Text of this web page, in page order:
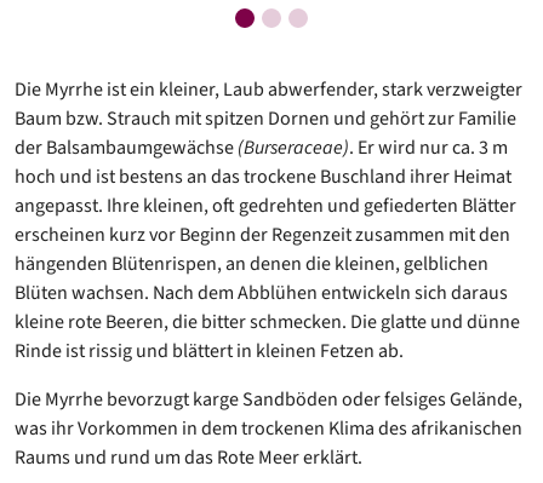
Die Myrrhe ist ein kleiner, Laub abwerfender, stark verzweigter
Baum bzw. Strauch mit spitzen Dornen und gehört zur Familie
der Balsambaumgewächse(Burseraceae). Er wird nur ca. 3 m
hoch und ist bestens an das trockene Buschland ihrer Heimat
angepasst. Ihre kleinen, oft gedrehten und gefiederten Blätter
erscheinen kurz vor Beginn der Regenzeit zusammen mit den
hängenden Blütenrispen, an denen die kleinen, gelblichen
Blüten wachsen. Nach dem Abblühen entwickeln sich daraus
kleine rote Beeren, die bitter schmecken. Die glatte und dünne
Rinde ist rissig und blättert in kleinen Fetzen ab.
Die Myrrhe bevorzugt karge Sandböden oder felsiges Gelände,
was ihr Vorkommen in dem trockenen Klima des afrikanischen
Raums und rund um das Rote Meer erklärt.